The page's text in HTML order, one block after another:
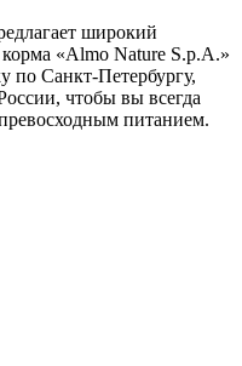
широкий
корма «Almo Nature S.p.A.»
по Санкт-Петербургу,
чтобы вы всегда
питанием.